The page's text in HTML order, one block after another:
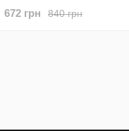
840 грн
672 грн